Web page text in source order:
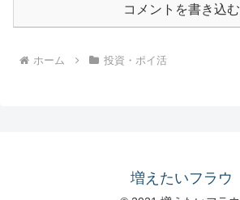
コメントを書き込む
ホーム 投資・ポイ活
増えたいフラウ